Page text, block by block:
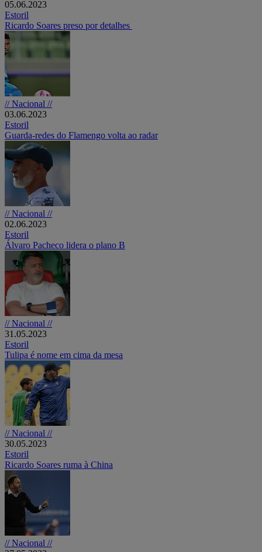
05.06.2023
Estoril
Ricardo Soares preso por detalhes
// Nacional //
03.06.2023
Estoril
Guarda-redes do Flamengo volta ao radar
// Nacional //
02.06.2023
Estoril
Álvaro Pacheco lidera o plano B
// Nacional //
31.05.2023
Estoril
Tulipa é nome em cima da mesa
// Nacional //
30.05.2023
Estoril
Ricardo Soares ruma à China
// Nacional //